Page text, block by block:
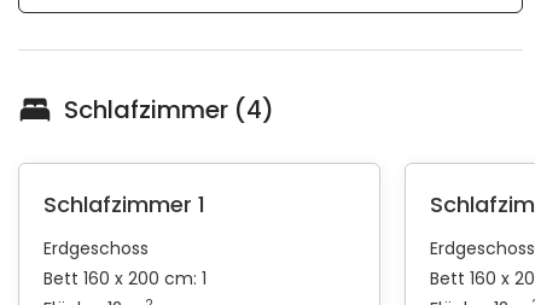
Schlafzimmer (4)
Schlafzimmer 1
Erdgeschoss
Bett 160 x 200 cm: 1
Erdgeschoss
Bett 160 x